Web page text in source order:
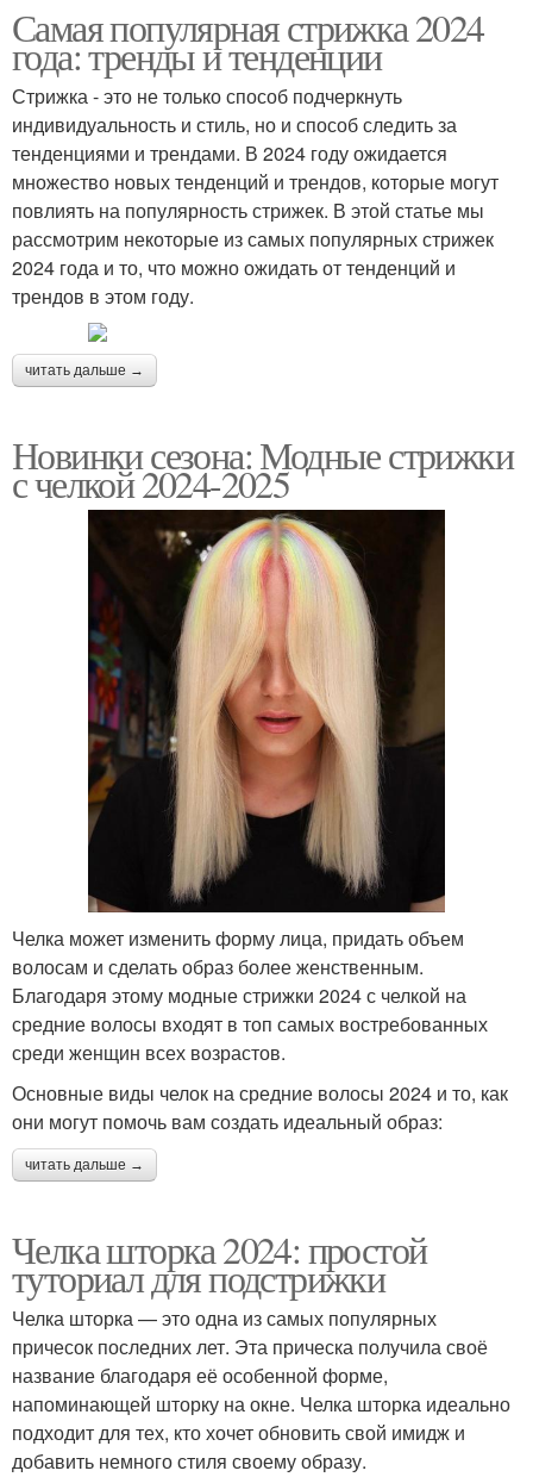
Самая популярная стрижка 2024
года: тренды и тенденции
Стрижка - это не только способ подчеркнуть
индивидуальность и стиль, но и способ следить за
тенденциями и трендами. В 2024 году ожидается
множество новых тенденций и трендов, которые могут
повлиять на популярность стрижек. В этой статье мы
рассмотрим некоторые из самых популярных стрижек
2024 года и то, что можно ожидать от тенденций и
трендов в этом году.
читать дальше →
Новинки сезона: Модные стрижки
с челкой 2024-2025
Челка может изменить форму лица, придать объем
волосам и сделать образ более женственным.
Благодаря этому модные стрижки 2024 с челкой на
средние волосы входят в топ самых востребованных
среди женщин всех возрастов.
Основные виды челок на средние волосы 2024 и то, как
они могут помочь вам создать идеальный образ:
читать дальше →
Челка шторка 2024: простой
туториал для подстрижки
Челка шторка — это одна из самых популярных
причесок последних лет. Эта прическа получила своё
название благодаря её особенной форме,
напоминающей шторку на окне. Челка шторка идеально
подходит для тех, кто хочет обновить свой имидж и
добавить немного стиля своему образу.